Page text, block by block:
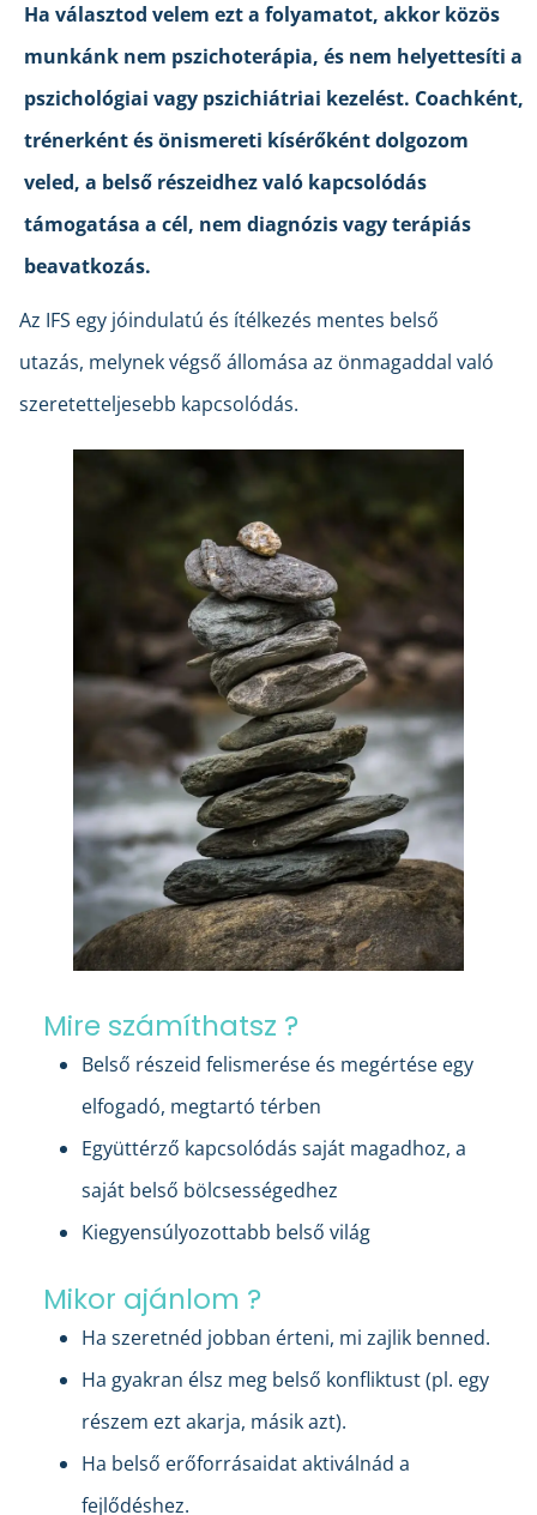
Ha választod velem ezt a folyamatot, akkor közös
munkánk nem pszichoterápia, és nem helyettesíti a
pszichológiai vagy pszichiátriai kezelést. Coachként,
trénerként és önismereti kísérőként dolgozom
veled, a belső részeidhez való kapcsolódás
támogatása a cél, nem diagnózis vagy terápiás
beavatkozás.
Az IFS egy jóindulatú és ítélkezés mentes belső
utazás, melynek végső állomása az önmagaddal való
szeretetteljesebb kapcsolódás.
Mire számíthatsz ?
Belső részeid felismerése és megértése egy
elfogadó, megtartó térben
Együttérző kapcsolódás saját magadhoz, a
saját belső bölcsességedhez
Kiegyensúlyozottabb belső világ
Mikor ajánlom ?
Ha szeretnéd jobban érteni, mi zajlik benned.
Ha gyakran élsz meg belső konfliktust (pl. egy
részem ezt akarja, másik azt).
Ha belső erőforrásaidat aktiválnád a
fejlődéshez.